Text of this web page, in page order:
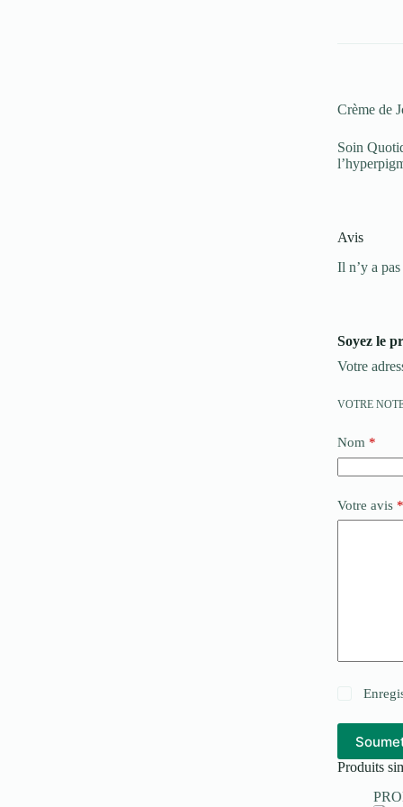
Crème de
Soin
Avis
Il n’y a
Soyez le
Votre
VOTRE
Nom *
Votre avis *
Produits